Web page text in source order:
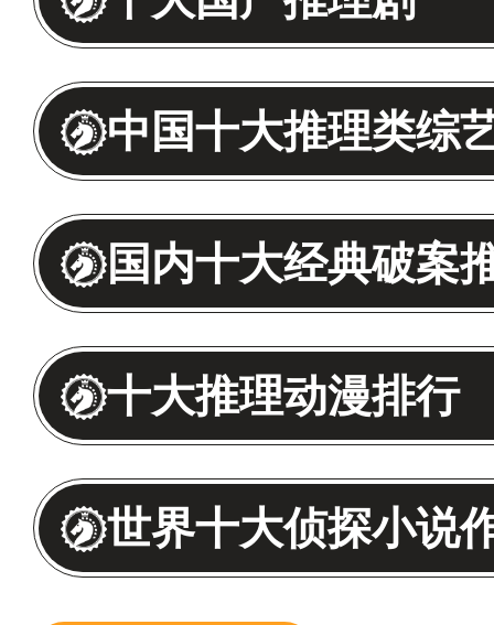
中国十大推理类综
国内十大经典破案
十大推理动漫排行
世界十大侦探小说